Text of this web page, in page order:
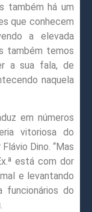
também há um
que conhecem
a elevada
também temos
a sua fala, de
naquela
em números
vitoriosa do
Dino. “Mas
está com dor
e levantando
funcionários do